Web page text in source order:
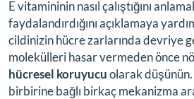
E vitamininin nasıl çalıştığını
faydalandırdığını açıklamaya
cildinizin hücre zarlarında devriye
molekülleri hasar vermeden önce
hücresel koruyucuolarak
birbirine bağlı birkaç mekanizma